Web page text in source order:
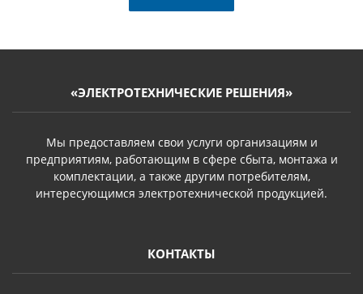
«ЭЛЕКТРОТЕХНИЧЕСКИЕ РЕШЕНИЯ»
Мы предоставляем свои услуги организациям и
предприятиям, работающим в сфере сбыта, монтажа и
комплектации, а также другим потребителям,
интересующимся электротехнической продукцией.
КОНТАКТЫ